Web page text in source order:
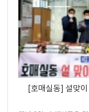
[호매실동] 설맞